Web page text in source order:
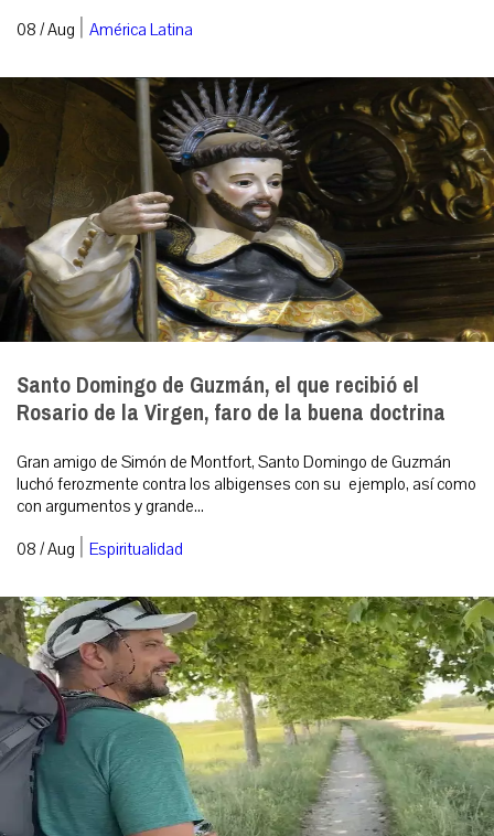
08 / Aug | América Latina
Santo Domingo de Guzmán, el que recibió el
Rosario de la Virgen, faro de la buena doctrina
Gran amigo de Simón de Montfort, Santo Domingo de Guzmán
luchó ferozmente contra los albigenses con su ejemplo, así como
con argumentos y grande...
08 / Aug | Espiritualidad